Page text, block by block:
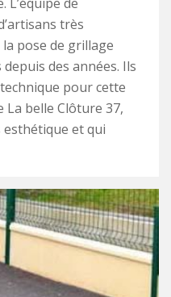
très
pose de grillage
des années. Ils
pour cette
La belle Clôture 37,
et qui